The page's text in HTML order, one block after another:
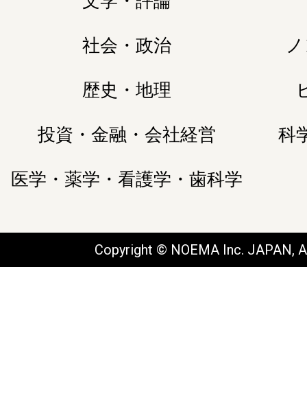
社会・政治
歴史・地理
投資・金融・会社経営 科
医学・薬学・看護学・歯科学
Copyright © NOEMA Inc. JAPAN,